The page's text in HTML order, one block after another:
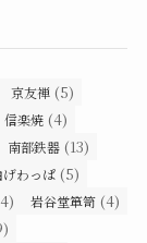
京友禅 (5)
信楽焼 (4)
南部鉄器 (13)
わっぱ (5)
岩谷堂箪笥 (4)